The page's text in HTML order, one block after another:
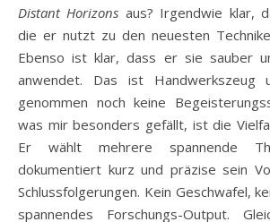
Distant Horizons aus? Irgendwie klar,
die er nutzt zu den neuesten
Ebenso ist klar, dass er sie sauber
anwendet. Das ist
genommen noch keine
was mir besonders gefällt, ist die
Er wählt mehrere spannende
dokumentiert kurz und präzise sein
Schlussfolgerungen. Kein Geschwafel,
spannendes Forschungs-Output.